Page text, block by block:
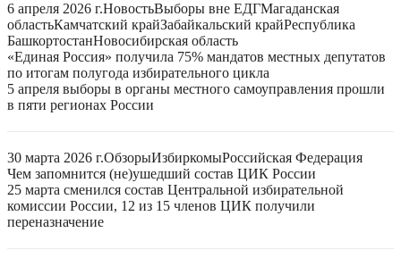
6 апреля 2026 г.НовостьВыборы вне ЕДГМагаданская
областьКамчатский крайЗабайкальский крайРеспублика
БашкортостанНовосибирская область
«Единая Россия» получила 75% мандатов местных депутатов
по итогам полугода избирательного цикла
5 апреля выборы в органы местного самоуправления прошли
в пяти регионах России
30 марта 2026 г.ОбзорыИзбиркомыРоссийская Федерация
Чем запомнится (не)ушедший состав ЦИК России
25 марта сменился состав Центральной избирательной
комиссии России, 12 из 15 членов ЦИК получили
переназначение